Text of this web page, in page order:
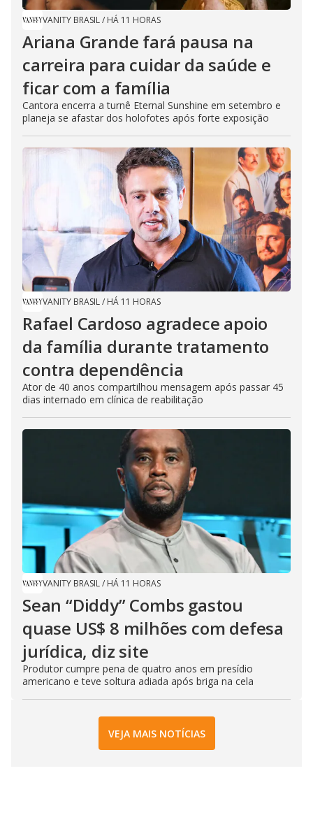
VANITY BRASIL/ HÁ 11 HORAS
Ariana Grande fará pausa na
carreira para cuidar da saúde e
ficar com a família
Cantora encerra a turnê Eternal Sunshine em setembro e
planeja se afastar dos holofotes após forte exposição
VANITY BRASIL/ HÁ 11 HORAS
Rafael Cardoso agradece apoio
da família durante tratamento
contra dependência
Ator de 40 anos compartilhou mensagem após passar 45
dias internado em clínica de reabilitação
VANITY BRASIL/ HÁ 11 HORAS
Sean “Diddy” Combs gastou
quase US$ 8 milhões com defesa
jurídica, diz site
Produtor cumpre pena de quatro anos em presídio
americano e teve soltura adiada após briga na cela
VEJA MAIS NOTÍCIAS